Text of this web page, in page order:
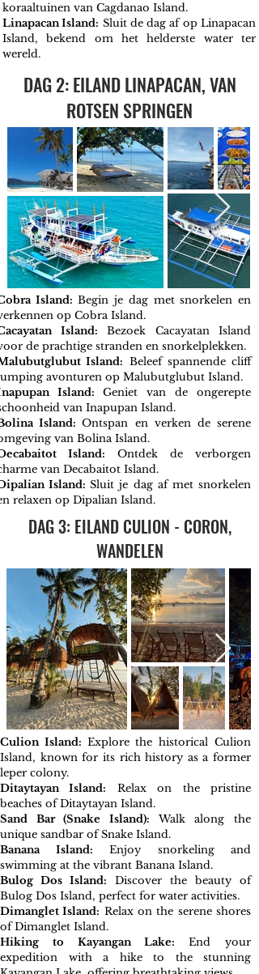
koraaltuinen van Cagdanao Island.
Linapacan Island: Sluit de dag af op Linapacan
Island, bekend om het helderste water ter
wereld.
DAG 2: EILAND LINAPACAN, VAN
ROTSEN SPRINGEN
Island: Begin je dag met snorkelen en
op Cobra Island.
Island: Bezoek Cacayatan Island
de prachtige stranden en snorkelplekken.
Island: Beleef spannende cliff
avonturen op Malubutglubut Island.
Island: Geniet van de ongerepte
van Inapupan Island.
Island:Ontspan en verken de serene
van Bolina Island.
Island: Ontdek de verborgen
van Decabaitot Island.
Island:Sluit je dag af met snorkelen
relaxen op Dipalian Island.
DAG 3: EILAND CULION - CORON,
WANDELEN
Culion Island: Explore the historical Culion
Island, known for its rich history as a former
leper colony.
Ditaytayan Island: Relax on the pristine
beaches of Ditaytayan Island.
Sand Bar (Snake Island): Walk along the
unique sandbar of Snake Island.
Banana Island: Enjoy snorkeling and
swimming at the vibrant Banana Island.
Bulog Dos Island: Discover the beauty of
Bulog Dos Island, perfect for water activities.
Dimanglet Island: Relax on the serene shores
of Dimanglet Island.
Hiking to Kayangan Lake:End your
expedition with a hike to the stunning